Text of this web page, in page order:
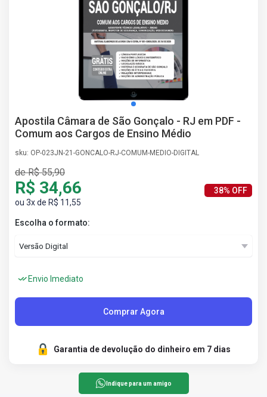
Apostila Câmara de São Gonçalo - RJ em PDF -
Comum aos Cargos de Ensino Médio
sku: OP-023JN-21-GONCALO-RJ-COMUM-MEDIO-DIGITAL
de R$ 55,90
R$ 34,66
ou 3x de R$ 11,55
38% OFF
Escolha o formato:
Envio Imediato
Comprar Agora
Garantia de devolução do dinheiro em 7 dias
Indique para um amigo